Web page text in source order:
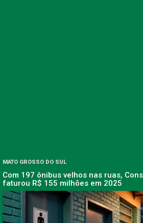
MATO GROSSO DO SUL
Com 197 ônibus velhos nas ruas,
faturou R$ 155 milhões em 2025